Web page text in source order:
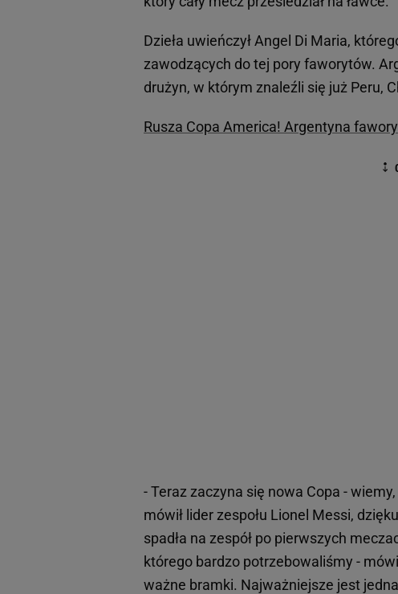
Dzieła uwieńczył Angel Di Maria,
zawodzących do tej pory faworytów.
drużyn, w którym znaleźli się już Peru,
Rusza Copa America! Argentyna
- Teraz zaczyna się nowa Copa -
mówił lider zespołu Lionel Messi,
spadła na zespół po pierwszych
którego bardzo potrzebowaliśmy -
ważne bramki. Najważniejsze jest